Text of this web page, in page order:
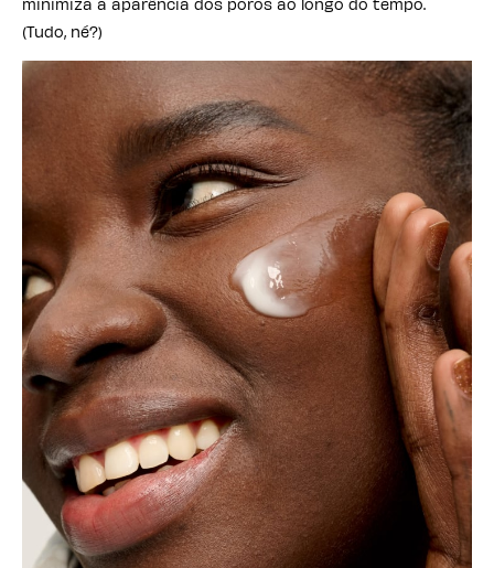
minimiza a aparência dos poros ao longo do tempo.
(Tudo, né?)